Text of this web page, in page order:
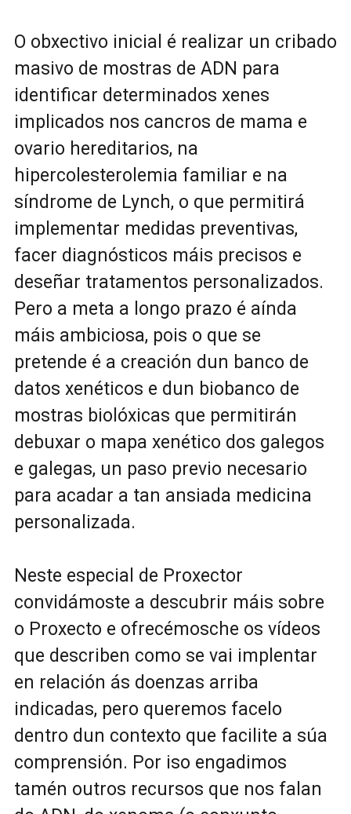
O obxectivo inicial é realizar un cribado
masivo de mostras de ADN para
identificar determinados xenes
implicados nos cancros de mama e
ovario hereditarios, na
hipercolesterolemia familiar e na
síndrome de Lynch, o que permitirá
implementar medidas preventivas,
facer diagnósticos máis precisos e
deseñar tratamentos personalizados.
Pero a meta a longo prazo é aínda
máis ambiciosa, pois o que se
pretende é a creación dun banco de
datos xenéticos e dun biobanco de
mostras biolóxicas que permitirán
debuxar o mapa xenético dos galegos
e galegas, un paso previo necesario
para acadar a tan ansiada medicina
personalizada.
Neste especial de Proxector
convidámoste a descubrir máis sobre
o Proxecto e ofrecémosche os vídeos
que describen como se vai implentar
en relación ás doenzas arriba
indicadas, pero queremos facelo
dentro dun contexto que facilite a súa
comprensión. Por iso engadimos
tamén outros recursos que nos falan